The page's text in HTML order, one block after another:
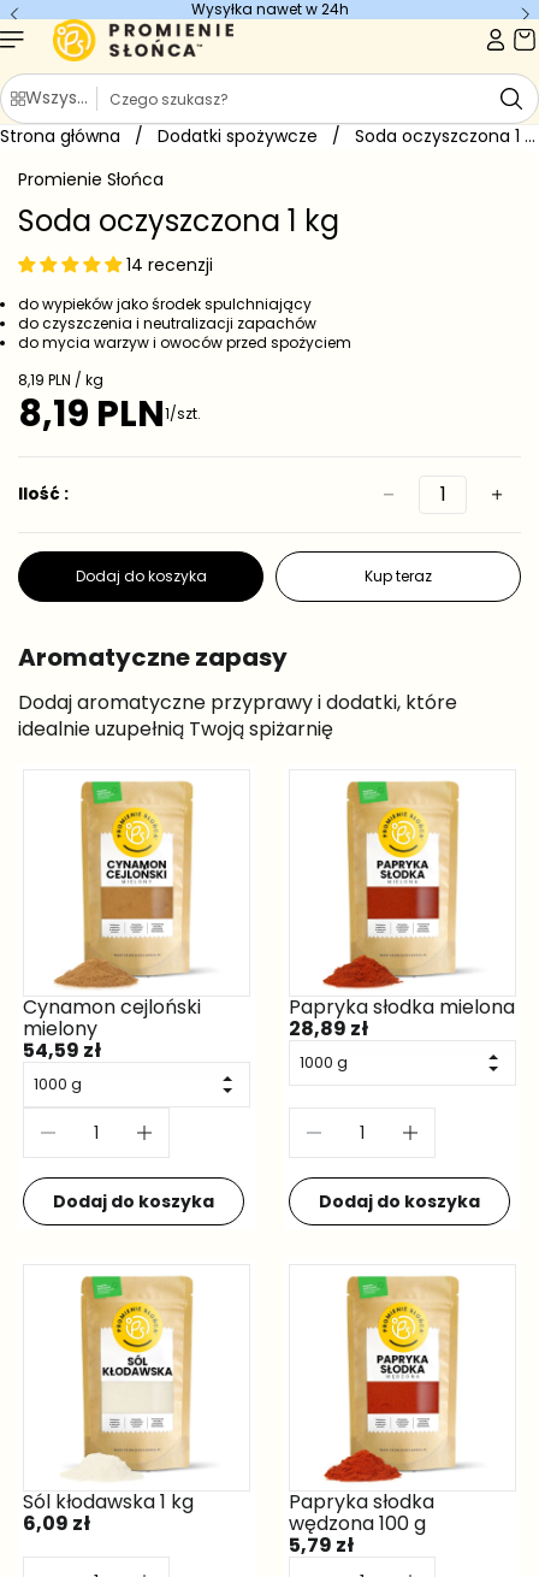
Wysyłka nawet w 24h
Wszystkie kategorie
Szukaj
Strona główna / Dodatki spożywcze /
Soda oczyszczona 1 kg
Promienie Słońca
Soda oczyszczona 1 kg
14 recenzji
do wypieków jako środek spulchniający
do czyszczenia i neutralizacji zapachów
do mycia warzyw i owoców przed spożyciem
Cena jednostkowa
8,19 PLN / kg
Cena regularna
8,19 PLN1/szt.
Ilość :
Dodaj do koszyka Kup teraz